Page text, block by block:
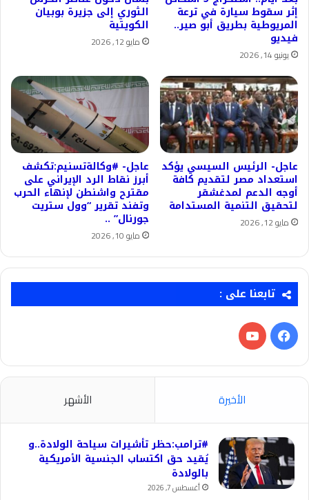
إثر سقوط سيارة في ترعة
المريوطية بطريق أبو صير..
فيديو
يونيو 14, 2026
الثوري إلى جزيرة بوبيان
الكويتية
مايو 12, 2026
عاجل- الرئيس السيسي يؤكد
استعداد مصر لتقديم كافة
أوجه الدعم لمدغشقر
لتحقيق التنمية المستدامة
مايو 12, 2026
عاجل- #وكالةتسنيم:تكشف
أبرز نقاط الرد الإيراني على
مقترح واشنطن لإنهاء الحرب
وتفند تقرير “وول ستريت
جورنال” ..
مايو 10, 2026
تابعنا على :
فيسبوك‫YouTube
الأخيرة الأشهر
#ترامب:حظر تأشيرات سياحة الولادة..و
يُقيد حق اكتساب الجنسية الأمريكية
بالولادة
أغسطس 7, 2026